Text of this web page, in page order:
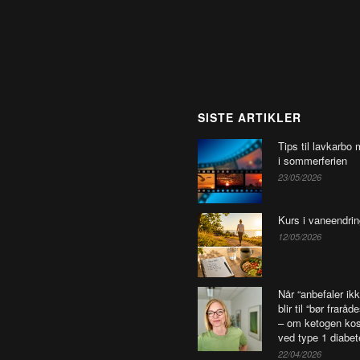
SISTE ARTIKLER
Tips til lavkarbo
i sommerferien
23/05/2026
Kurs i
12/05/2026
Når “anbefaler
blir til “bør
– om ketogen
ved type 1
22/04/2026